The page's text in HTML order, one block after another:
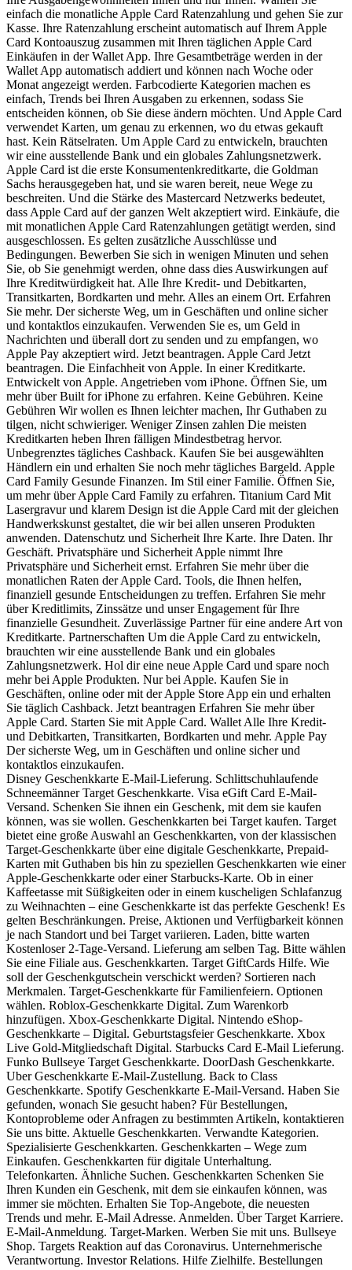
einfach die monatliche Apple Card Ratenzahlung und gehen Sie zur
Kasse. Ihre Ratenzahlung erscheint automatisch auf Ihrem Apple
Card Kontoauszug zusammen mit Ihren täglichen Apple Card
Einkäufen in der Wallet App. Ihre Gesamtbeträge werden in der
Wallet App automatisch addiert und können nach Woche oder
Monat angezeigt werden. Farbcodierte Kategorien machen es
einfach, Trends bei Ihren Ausgaben zu erkennen, sodass Sie
entscheiden können, ob Sie diese ändern möchten. Und Apple Card
verwendet Karten, um genau zu erkennen, wo du etwas gekauft
hast. Kein Rätselraten. Um Apple Card zu entwickeln, brauchten
wir eine ausstellende Bank und ein globales Zahlungsnetzwerk.
Apple Card ist die erste Konsumentenkreditkarte, die Goldman
Sachs herausgegeben hat, und sie waren bereit, neue Wege zu
beschreiten. Und die Stärke des Mastercard Netzwerks bedeutet,
dass Apple Card auf der ganzen Welt akzeptiert wird. Einkäufe, die
mit monatlichen Apple Card Ratenzahlungen getätigt werden, sind
ausgeschlossen. Es gelten zusätzliche Ausschlüsse und
Bedingungen. Bewerben Sie sich in wenigen Minuten und sehen
Sie, ob Sie genehmigt werden, ohne dass dies Auswirkungen auf
Ihre Kreditwürdigkeit hat. Alle Ihre Kredit- und Debitkarten,
Transitkarten, Bordkarten und mehr. Alles an einem Ort. Erfahren
Sie mehr. Der sicherste Weg, um in Geschäften und online sicher
und kontaktlos einzukaufen. Verwenden Sie es, um Geld in
Nachrichten und überall dort zu senden und zu empfangen, wo
Apple Pay akzeptiert wird. Jetzt beantragen. Apple Card Jetzt
beantragen. Die Einfachheit von Apple. In einer Kreditkarte.
Entwickelt von Apple. Angetrieben vom iPhone. Öffnen Sie, um
mehr über Built for iPhone zu erfahren. Keine Gebühren. Keine
Gebühren Wir wollen es Ihnen leichter machen, Ihr Guthaben zu
tilgen, nicht schwieriger. Weniger Zinsen zahlen Die meisten
Kreditkarten heben Ihren fälligen Mindestbetrag hervor.
Unbegrenztes tägliches Cashback. Kaufen Sie bei ausgewählten
Händlern ein und erhalten Sie noch mehr tägliches Bargeld. Apple
Card Family Gesunde Finanzen. Im Stil einer Familie. Öffnen Sie,
um mehr über Apple Card Family zu erfahren. Titanium Card Mit
Lasergravur und klarem Design ist die Apple Card mit der gleichen
Handwerkskunst gestaltet, die wir bei allen unseren Produkten
anwenden. Datenschutz und Sicherheit Ihre Karte. Ihre Daten. Ihr
Geschäft. Privatsphäre und Sicherheit Apple nimmt Ihre
Privatsphäre und Sicherheit ernst. Erfahren Sie mehr über die
monatlichen Raten der Apple Card. Tools, die Ihnen helfen,
finanziell gesunde Entscheidungen zu treffen. Erfahren Sie mehr
über Kreditlimits, Zinssätze und unser Engagement für Ihre
finanzielle Gesundheit. Zuverlässige Partner für eine andere Art von
Kreditkarte. Partnerschaften Um die Apple Card zu entwickeln,
brauchten wir eine ausstellende Bank und ein globales
Zahlungsnetzwerk. Hol dir eine neue Apple Card und spare noch
mehr bei Apple Produkten. Nur bei Apple. Kaufen Sie in
Geschäften, online oder mit der Apple Store App ein und erhalten
Sie täglich Cashback. Jetzt beantragen Erfahren Sie mehr über
Apple Card. Starten Sie mit Apple Card. Wallet Alle Ihre Kredit-
und Debitkarten, Transitkarten, Bordkarten und mehr. Apple Pay
Der sicherste Weg, um in Geschäften und online sicher und
kontaktlos einzukaufen.
Disney Geschenkkarte E-Mail-Lieferung. Schlittschuhlaufende
Schneemänner Target Geschenkkarte. Visa eGift Card E-Mail-
Versand. Schenken Sie ihnen ein Geschenk, mit dem sie kaufen
können, was sie wollen. Geschenkkarten bei Target kaufen. Target
bietet eine große Auswahl an Geschenkkarten, von der klassischen
Target-Geschenkkarte über eine digitale Geschenkkarte, Prepaid-
Karten mit Guthaben bis hin zu speziellen Geschenkkarten wie einer
Apple-Geschenkkarte oder einer Starbucks-Karte. Ob in einer
Kaffeetasse mit Süßigkeiten oder in einem kuscheligen Schlafanzug
zu Weihnachten – eine Geschenkkarte ist das perfekte Geschenk! Es
gelten Beschränkungen. Preise, Aktionen und Verfügbarkeit können
je nach Standort und bei Target variieren. Laden, bitte warten
Kostenloser 2-Tage-Versand. Lieferung am selben Tag. Bitte wählen
Sie eine Filiale aus. Geschenkkarten. Target GiftCards Hilfe. Wie
soll der Geschenkgutschein verschickt werden? Sortieren nach
Merkmalen. Target-Geschenkkarte für Familienfeiern. Optionen
wählen. Roblox-Geschenkkarte Digital. Zum Warenkorb
hinzufügen. Xbox-Geschenkkarte Digital. Nintendo eShop-
Geschenkkarte – Digital. Geburtstagsfeier Geschenkkarte. Xbox
Live Gold-Mitgliedschaft Digital. Starbucks Card E-Mail Lieferung.
Funko Bullseye Target Geschenkkarte. DoorDash Geschenkkarte.
Uber Geschenkkarte E-Mail-Zustellung. Back to Class
Geschenkkarte. Spotify Geschenkkarte E-Mail-Versand. Haben Sie
gefunden, wonach Sie gesucht haben? Für Bestellungen,
Kontoprobleme oder Anfragen zu bestimmten Artikeln, kontaktieren
Sie uns bitte. Aktuelle Geschenkkarten. Verwandte Kategorien.
Spezialisierte Geschenkkarten. Geschenkkarten – Wege zum
Einkaufen. Geschenkkarten für digitale Unterhaltung.
Telefonkarten. Ähnliche Suchen. Geschenkkarten Schenken Sie
Ihren Kunden ein Geschenk, mit dem sie einkaufen können, was
immer sie möchten. Erhalten Sie Top-Angebote, die neuesten
Trends und mehr. E-Mail Adresse. Anmelden. Über Target Karriere.
E-Mail-Anmeldung. Target-Marken. Werben Sie mit uns. Bullseye
Shop. Targets Reaktion auf das Coronavirus. Unternehmerische
Verantwortung. Investor Relations. Hilfe Zielhilfe. Bestellungen